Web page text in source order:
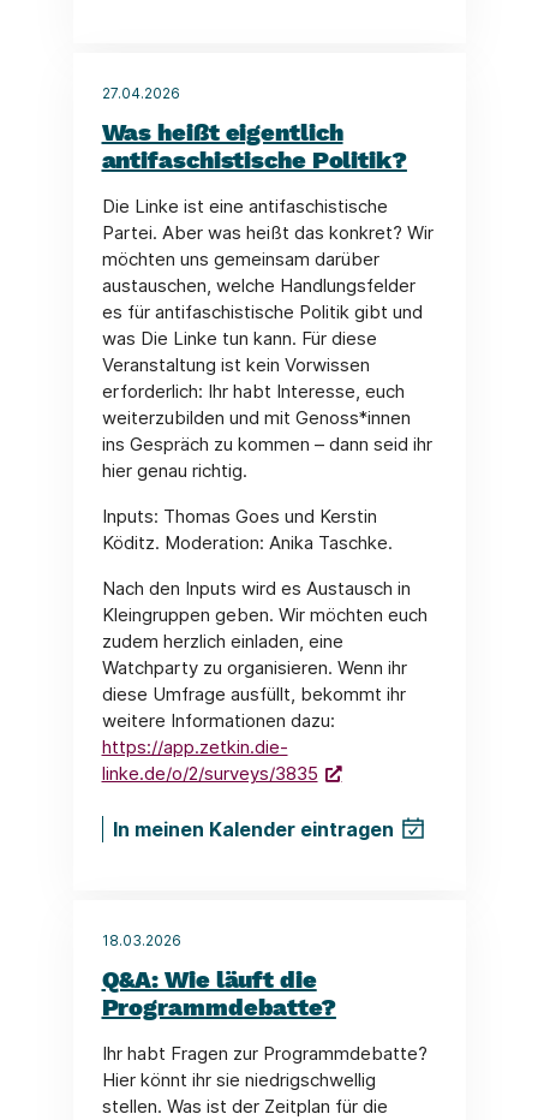
27.04.2026
Was heißt eigentlich
antifaschistische Politik?
Die Linke ist eine antifaschistische
Partei. Aber was heißt das konkret? Wir
möchten uns gemeinsam darüber
austauschen, welche Handlungsfelder
es für antifaschistische Politik gibt und
was Die Linke tun kann. Für diese
Veranstaltung ist kein Vorwissen
erforderlich: Ihr habt Interesse, euch
weiterzubilden und mit Genoss*innen
ins Gespräch zu kommen – dann seid ihr
hier genau richtig.
Inputs: Thomas Goes und Kerstin
Köditz. Moderation: Anika Taschke.
Nach den Inputs wird es Austausch in
Kleingruppen geben. Wir möchten euch
zudem herzlich einladen, eine
Watchparty zu organisieren. Wenn ihr
diese Umfrage ausfüllt, bekommt ihr
weitere Informationen dazu:
https://app.zetkin.die-
linke.de/o/2/surveys/3835
In meinen Kalender eintragen
18.03.2026
Q&A: Wie läuft die
Programmdebatte?
Ihr habt Fragen zur Programmdebatte?
Hier könnt ihr sie niedrigschwellig
stellen. Was ist der Zeitplan für die